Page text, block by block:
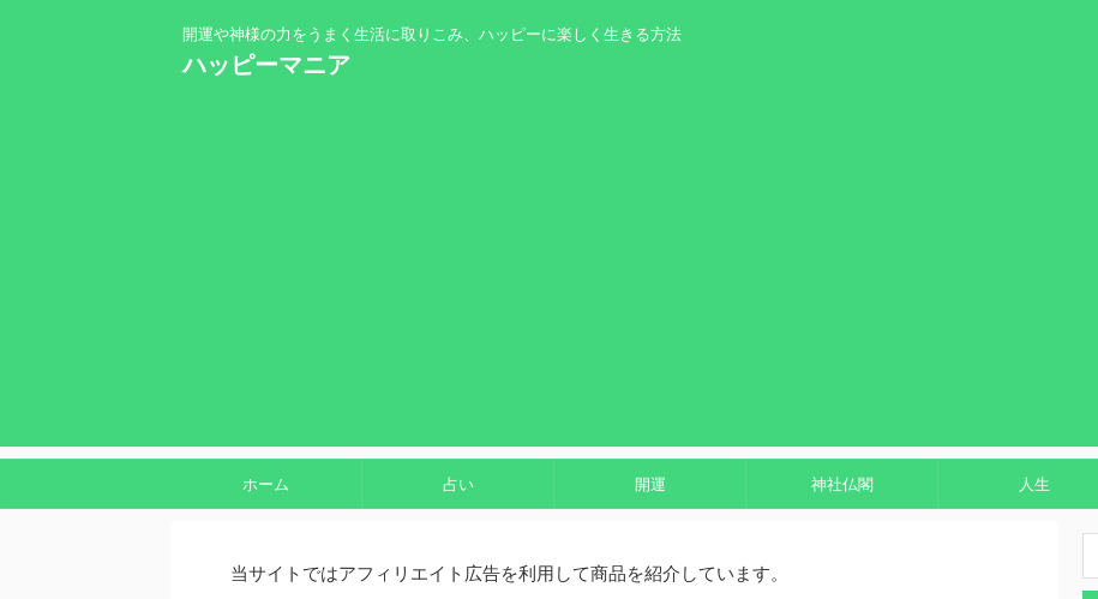
開運や神様の力をうまく生活に取りこみ、ハッピーに楽しく生きる方法
ハッピーマニア
ホーム 占い 開運 神社仏閣 人生
当サイトではアフィリエイト広告を利用して商品を紹介しています。